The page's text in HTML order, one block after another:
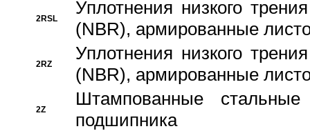
2RSL
Уплотнения низкого
(NBR), армированные
2RZ
Уплотнения низкого
(NBR), армированные
2Z
Штампованные
подшипника